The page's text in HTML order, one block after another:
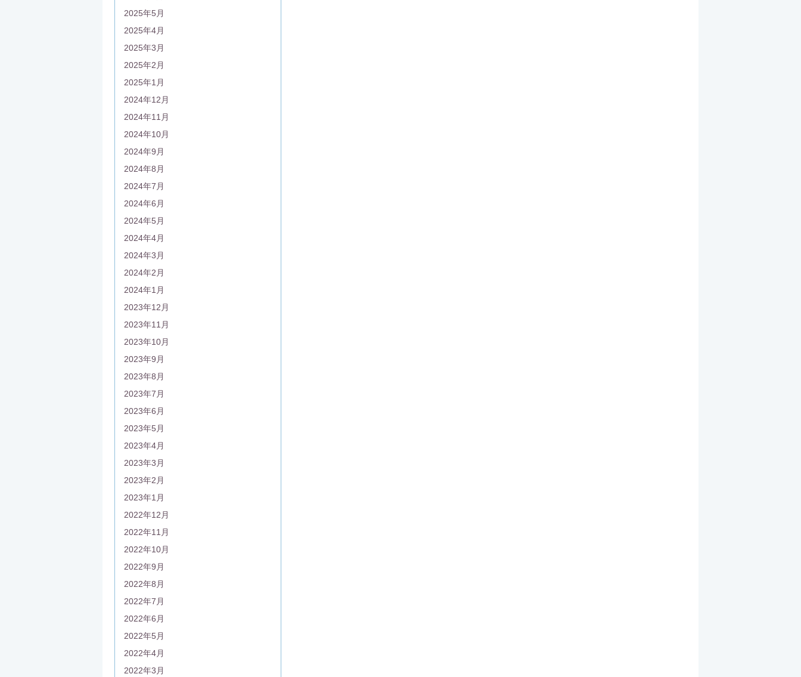
2025年5月
2025年4月
2025年3月
2025年2月
2025年1月
2024年12月
2024年11月
2024年10月
2024年9月
2024年8月
2024年7月
2024年6月
2024年5月
2024年4月
2024年3月
2024年2月
2024年1月
2023年12月
2023年11月
2023年10月
2023年9月
2023年8月
2023年7月
2023年6月
2023年5月
2023年4月
2023年3月
2023年2月
2023年1月
2022年12月
2022年11月
2022年10月
2022年9月
2022年8月
2022年7月
2022年6月
2022年5月
2022年4月
2022年3月